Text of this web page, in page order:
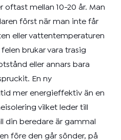
oftast mellan 10-20 år. Man
först när man inte får
eller vattentemperaturen
brukar vara trasig
eller annars bara
En ny
mer energieffektiv än en
vilket leder till
din beredare är gammal
före den går sönder, på